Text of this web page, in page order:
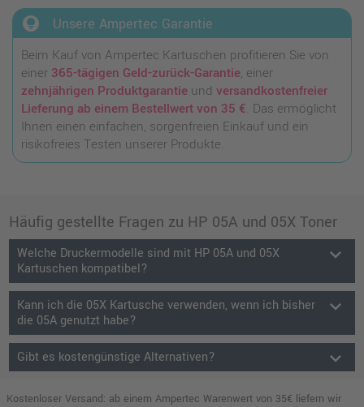
lightbulb_circle Unsere Ampertec Garantie
Beim Kauf von Ampertec Kartuschen profitieren Sie von
einer365-tägigen Geld-zurück-Garantie, einer
zehnjährigen Produktgarantieund versandkostenfreier
Lieferung ab einem Bestellwert von 35 €. Das ermöglicht
Ihnen einen einfachen, sorgenfreien Einkauf und ein
risikofreies Testen unserer Produkte.
Häufig gestellte Fragen zu HP 05A und 05X Toner
Welche Druckermodelle sind mit HP 05A und 05X
Kartuschen kompatibel?
keyboard_arrow_down
Kann ich die 05X Kartusche verwenden, wenn ich bisher
die 05A genutzt habe?
keyboard_arrow_down
Gibt es kostengünstige Alternativen? keyboard_arrow_down
Kostenloser Versand: ab einem Ampertec Warenwert von 35€ liefern wir